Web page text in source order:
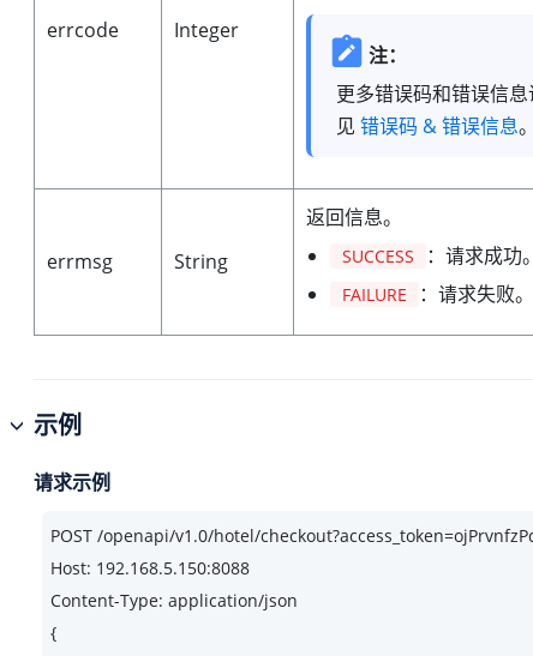
errcode Integer
注：
更多错误码和错误信
见 错误码 & 错误信息
errmsg String
返回信息。
SUCCESS ：请求成功
FAILURE ：请求失败。
示例
请求示例
POST /openapi/v1.0/hotel/
Host: 192.168.5.150:8088
Content-Type: application/json
{